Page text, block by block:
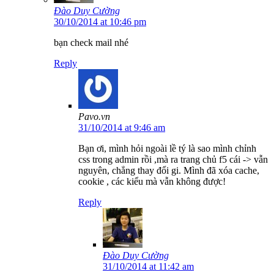
Đào Duy Cường
30/10/2014 at 10:46 pm
bạn check mail nhé
Reply
Pavo.vn
31/10/2014 at 9:46 am
Bạn ơi, mình hỏi ngoài lề tý là sao mình chỉnh
css trong admin rồi ,mà ra trang chủ f5 cái -> vẫn
nguyên, chẳng thay đổi gi. Mình đã xóa cache,
cookie , các kiểu mà vẫn không được!
Reply
Đào Duy Cường
31/10/2014 at 11:42 am